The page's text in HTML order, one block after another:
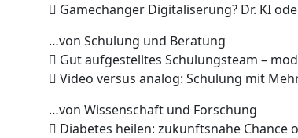
 Gamechanger Digitaliserung? Dr. KI
…von Schulung und Beratung
 Gut aufgestelltes Schulungsteam –
 Video versus analog: Schulung mit
…von Wissenschaft und Forschung
 Diabetes heilen: zukunftsnahe Chance